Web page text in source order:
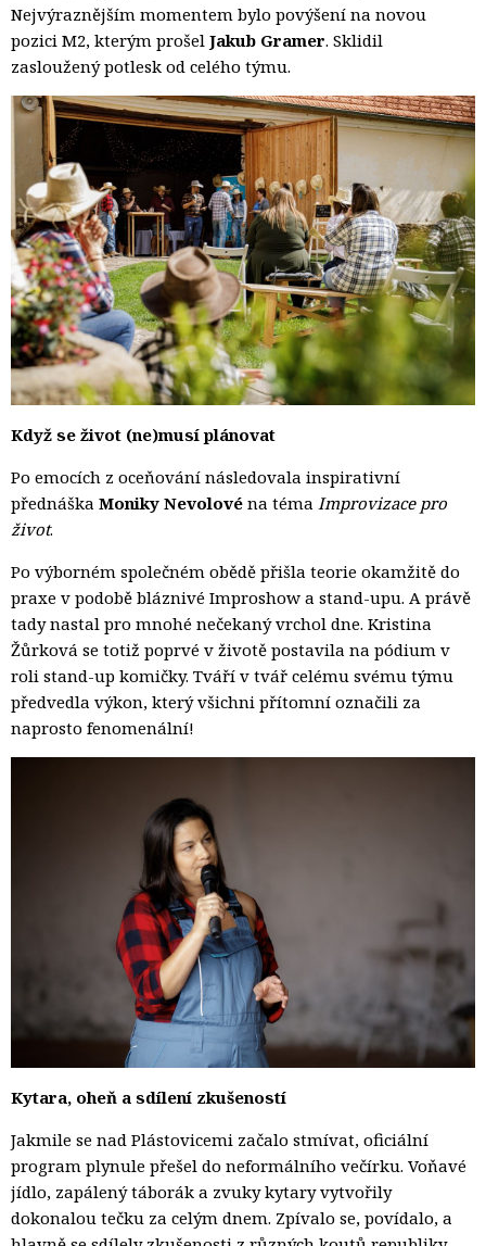
Nejvýraznějším momentem bylo povýšení na novou
pozici M2, kterým prošel Jakub Gramer. Sklidil
zasloužený potlesk od celého týmu.
Když se život (ne)musí plánovat
Po emocích z oceňování následovala inspirativní
přednáška Moniky Nevolové na téma Improvizace pro
život.
Po výborném společném obědě přišla teorie okamžitě do
praxe v podobě bláznivé Improshow a stand-upu. A právě
tady nastal pro mnohé nečekaný vrchol dne. Kristina
Žůrková se totiž poprvé v životě postavila na pódium v
roli stand-up komičky. Tváří v tvář celému svému týmu
předvedla výkon, který všichni přítomní označili za
naprosto fenomenální!
Kytara, oheň a sdílení zkušeností
Jakmile se nad Plástovicemi začalo stmívat, oficiální
program plynule přešel do neformálního večírku. Voňavé
jídlo, zapálený táborák a zvuky kytary vytvořily
dokonalou tečku za celým dnem. Zpívalo se, povídalo, a